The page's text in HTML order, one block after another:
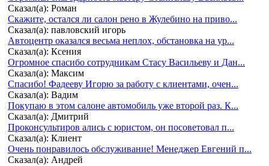
Сказал(а): Роман
Скажите, остался ли салон рено в Жулебино на приво...
Сказал(а): павловский игорь
Автоцентр оказался весьма неплох, обстановка на ур...
Сказал(а): Ксения
Огромное спасибо сотрудникам Стасу Васильеву и Дан...
Сказал(а): Максим
Спасибо! Фадееву Игорю за работу с клиентами, очен...
Сказал(а): Вадим
Покупаю в этом салоне автомобиль уже второй раз. К...
Сказал(а): Дмитрий
Проконсультиров ались с юристом, он посоветовал п...
Сказал(а): Клиент
Очень понравилось обслуживание! Менеджер Евгений п...
Сказал(а): Андрей